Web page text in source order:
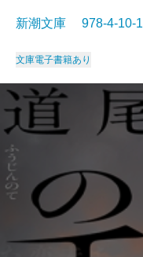
新潮文庫 978-4-
文庫電子書籍あり